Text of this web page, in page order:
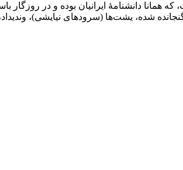
که همانا دانشنامهٔ ایرانیان بوده و در
شده، یشت‌ها (سرودهای نیایشی)،